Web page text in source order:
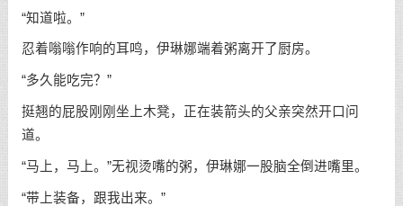
“知道啦。”
忍着嗡嗡作响的耳鸣，伊琳娜端着粥离开了厨房。
“多久能吃完？”
挺翘的屁股刚刚坐上木凳，正在装箭头的父亲突然开口问
道。
“马上，马上。”无视烫嘴的粥，伊琳娜一股脑全倒进嘴里。
“带上装备，跟我出来。”